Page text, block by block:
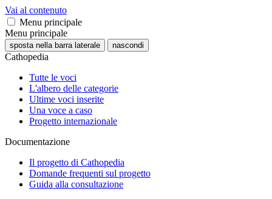
Vai al contenuto
Menu principale
Menu principale
sposta nella barra laterale nascondi
Cathopedia
Tutte le voci
L'albero delle categorie
Ultime voci inserite
Una voce a caso
Progetto internazionale
Documentazione
Il progetto di Cathopedia
Domande frequenti sul progetto
Guida alla consultazione